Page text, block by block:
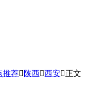
推荐 陕西西安正文